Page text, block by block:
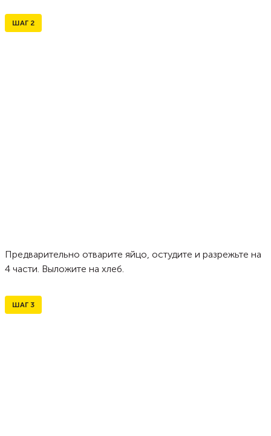
ШАГ 2
Предварительно отварите яйцо, остудите и разрежьте на
4 части. Выложите на хлеб.
ШАГ 3